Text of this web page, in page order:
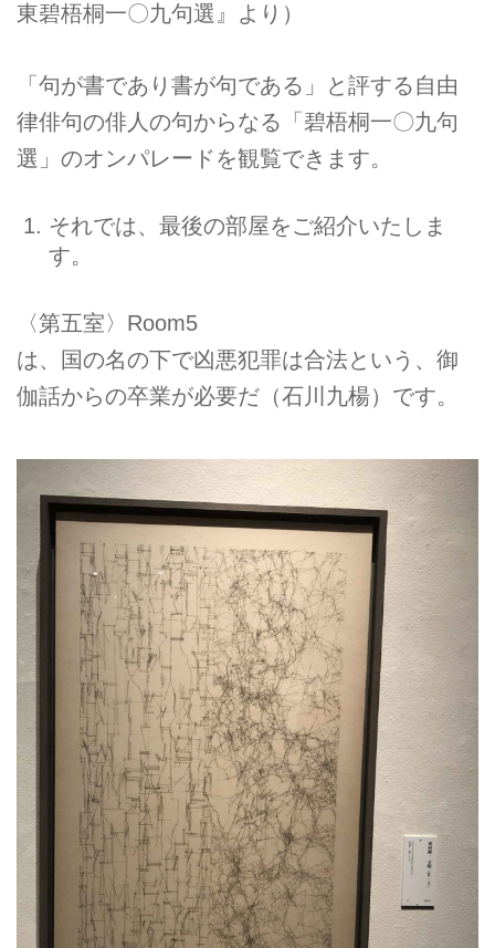
東碧梧桐一〇九句選』より）
「句が書であり書が句である」と評する自由
律俳句の俳人の句からなる「碧梧桐一〇九句
選」のオンパレードを観覧できます。
それでは、最後の部屋をご紹介いたしま
す。
〈第五室〉Room5
は、国の名の下で凶悪犯罪は合法という、御
伽話からの卒業が必要だ（石川九楊）です。